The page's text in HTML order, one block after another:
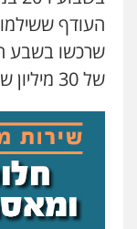
העודף
שרכשו בשבע
של 30 מיליון שקל.